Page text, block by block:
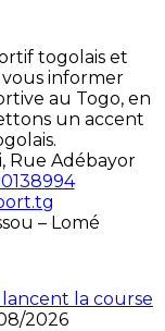
togolais et
vous informer
au Togo, en
un accent
Rue Adébayor
– Lomé
la course
2026